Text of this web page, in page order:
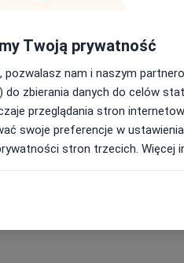
Twoją prywatność
pozwalasz nam i naszym
do zbierania danych do celów
przeglądania stron
swoje preferencje w
stron trzecich. Więcej